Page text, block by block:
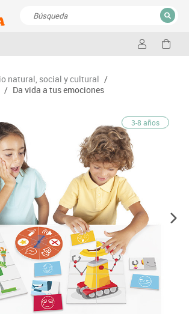
CERRAR
natural, social y cultural /
/ Da vida a tus emociones
3-8 años